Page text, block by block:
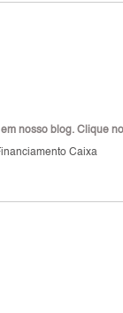
nosso blog. Clique
Caixa